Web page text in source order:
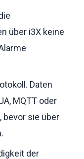
über i3X keine
Daten
MQTT oder
bevor sie über
der